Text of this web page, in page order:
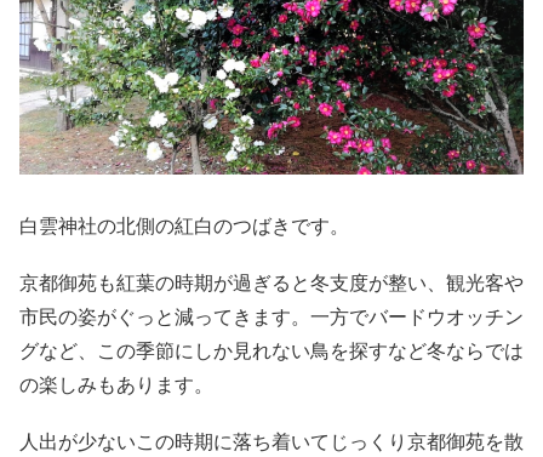
白雲神社の北側の紅白のつばきです。
京都御苑も紅葉の時期が過ぎると冬支度が整い、観光客や
市民の姿がぐっと減ってきます。一方でバードウオッチン
グなど、この季節にしか見れない鳥を探すなど冬ならでは
の楽しみもあります。
人出が少ないこの時期に落ち着いてじっくり京都御苑を散